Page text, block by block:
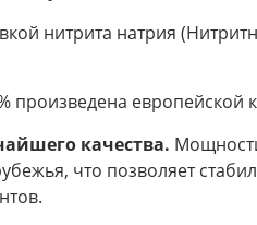
нитрита натрия
произведена европейской
качества.
что позволяет